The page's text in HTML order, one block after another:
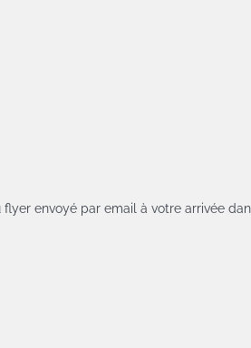
flyer envoyé par email à votre arrivée